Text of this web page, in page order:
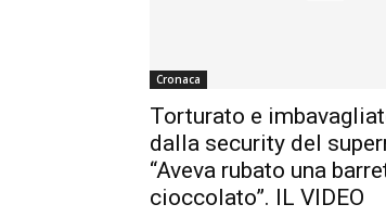
Cronaca
Torturato e
dalla security del
“Aveva rubato una
cioccolato”. IL VIDEO